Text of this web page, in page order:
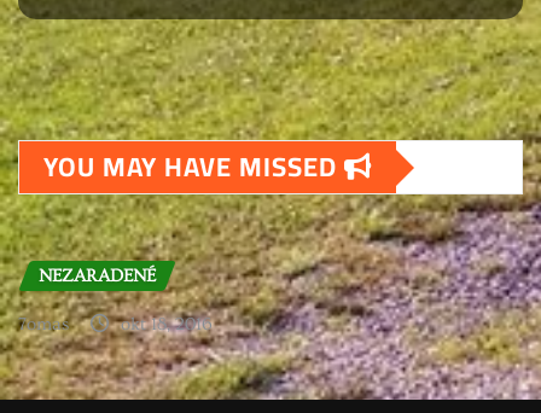
YOU MAY HAVE MISSED
NEZARADENÉ
7omas okt 18, 2016